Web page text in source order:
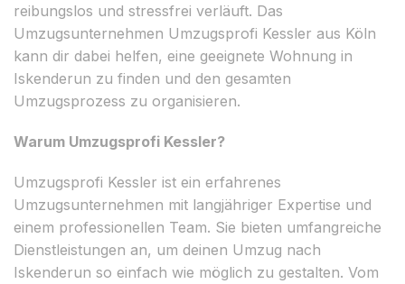
reibungslos und stressfrei verläuft. Das
Umzugsunternehmen Umzugsprofi Kessler aus Köln
kann dir dabei helfen, eine geeignete Wohnung in
Iskenderun zu finden und den gesamten
Umzugsprozess zu organisieren.
Warum Umzugsprofi Kessler?
Umzugsprofi Kessler ist ein erfahrenes
Umzugsunternehmen mit langjähriger Expertise und
einem professionellen Team. Sie bieten umfangreiche
Dienstleistungen an, um deinen Umzug nach
Iskenderun so einfach wie möglich zu gestalten. Vom